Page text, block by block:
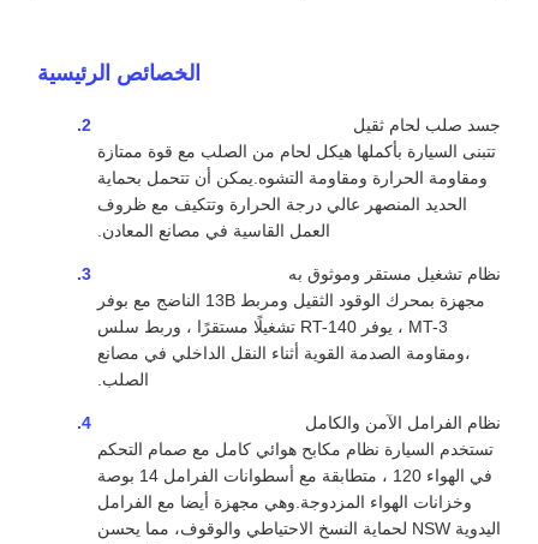
الخصائص الرئيسية
جسد صلب لحام ثقيل
تتبنى السيارة بأكملها هيكل لحام من الصلب مع قوة ممتازة
ومقاومة الحرارة ومقاومة التشوه.يمكن أن تتحمل بحماية
الحديد المنصهر عالي درجة الحرارة وتتكيف مع ظروف
العمل القاسية في مصانع المعادن.
نظام تشغيل مستقر وموثوق به
مجهزة بمحرك الوقود الثقيل ومربط 13B الناضج مع بوفر
MT-3 ، يوفر RT-140 تشغيلًا مستقرًا ، وربط سلس
،ومقاومة الصدمة القوية أثناء النقل الداخلي في مصانع
الصلب.
نظام الفرامل الآمن والكامل
تستخدم السيارة نظام مكابح هوائي كامل مع صمام التحكم
في الهواء 120 ، متطابقة مع أسطوانات الفرامل 14 بوصة
وخزانات الهواء المزدوجة.وهي مجهزة أيضا مع الفرامل
اليدوية NSW لحماية النسخ الاحتياطي والوقوف، مما يحسن